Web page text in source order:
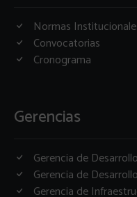
Normas
Convocatorias
Cronograma
Gerencias
Gerencia de
Gerencia de
Gerencia de